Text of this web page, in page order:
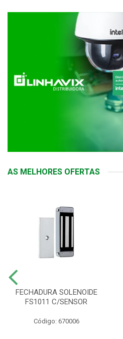
AS MELHORES OFERTAS
FECHADURA SOLENOIDE
FS1011 C/SENSOR
Código: 670006